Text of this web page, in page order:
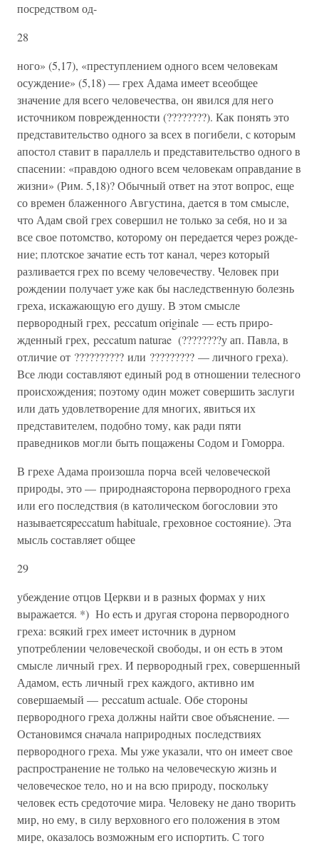
посредством од-
28
ного» (5,17), «преступлением одного всем челове­кам
осуждение» (5,18) — грех Адама имеет всеобщее
значение для всего человечества, он явился для него
источником поврежден­ности (????????). Как понять это
представи­тельство одного за всех в погибели, с которым
апостол ставит в параллель и представительство одного в
спасении: «правдою од­ного всем человекам оправдание в
жизни» (Рим. 5,18)? Обычный ответ на этот вопрос, еще
со времен блаженного Августина, дает­ся в том смысле,
что Адам свой грех совершил не только за себя, но и за
все свое потомство, которому он передается через рожде­
ние; плотское зачатие есть тот канал, через который
разливается грех по всему человечеству. Человек при
рождении получает уже как бы наследственную болезнь
греха, искажающую его душу. В этом смысле
первородный грех, peccatum originale — есть приро­
жденный грех, peccatum naturae (????????у ап. Павла, в
отличие от ?????????? или ????????? — личного греха).
Все люди составляют единый род в от­ношении телесного
происхождения; поэтому один может совершить заслуги
или дать удовлетворение для многих, явиться их
представителем, подобно тому, как ради пяти
праведников мог­ли быть пощажены Содом и Гоморра.
В грехе Адама произошла порча всей человеческой
природы, это — природнаясторона первородного греха
или его последствия (в католическом богословии это
называетсяpeccatum habituale, гре­ховное состояние). Эта
мысль составляет общее
29
убеждение отцов Церкви и в разных формах у них
выражается. *) Но есть и другая сто­рона первородного
греха: всякий грех имеет источник в дурном
употреблении человеческой свободы, и он есть в этом
смысле личный грех. И первородный грех, совершенный
Адамом, есть личный грех каждого, активно им
совершаемый — peccatum асtuale. Обе стороны
первородного греха должны найти свое объяс­нение. —
Остановимся сначала наприродных последствиях
первородного греха. Мы уже указали, что он имеет свое
распро­странение не только на человеческую жизнь и
человеческое тело, но и на всю природу, поскольку
человек есть средоточие мира. Че­ловеку не дано творить
мир, но ему, в силу верховного его положе­ния в этом
мире, оказалось возможным его испортить. С того